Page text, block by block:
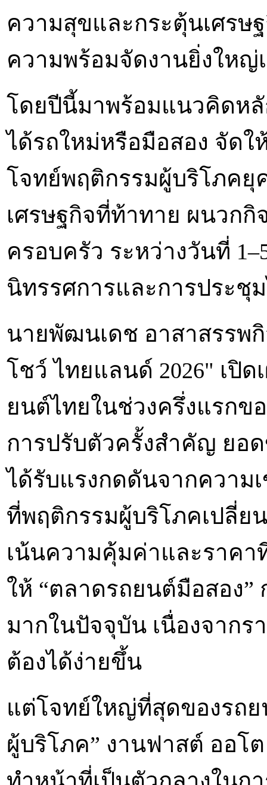
ความสุขและกระตุ้นเศรษ
ความพร้อมจัดงานยิ่งใหญ่
โดยปีนี้มาพร้อมแนวคิดหลั
ได้รถใหม่หรือมือสอง จัดใ
โจทย์พฤติกรรมผู้บริโภค
เศรษฐกิจที่ท้าทาย ผนวก
ครอบครัว ระหว่างวันที่
นิทรรศการและการประชุ
นายพัฒนเดช อาสาสรรพ
โชว์ ไทยแลนด์ 2026" เปิ
ยนต์ไทยในช่วงครึ่งแรกข
การปรับตัวครั้งสำคัญ ยอ
ได้รับแรงกดดันจากความ
ที่พฤติกรรมผู้บริโภคเปลี่
เน้นความคุ้มค่าและราค
ให้ “ตลาดรถยนต์มือสอง”
มากในปัจจุบัน เนื่องจาก
ต้องได้ง่ายขึ้น
แต่โจทย์ใหญ่ที่สุดของรถ
ผู้บริโภค” งานฟาสต์ ออโ